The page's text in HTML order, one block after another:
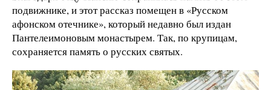
подвижнике, и этот рассказ помещен в «Русском
афонском отечнике», который недавно был издан
Пантелеимоновым монастырем. Так, по крупицам,
сохраняется память о русских святых.